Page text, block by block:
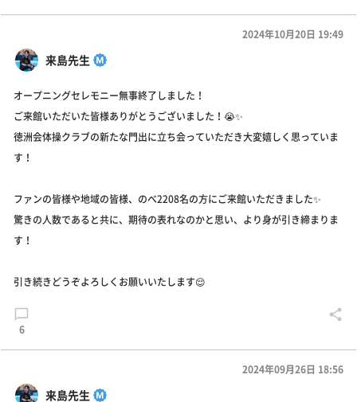
来島先生
2024年10月20日 19:49
オープニングセレモニー無事終了しました！
ご来館いただいた皆様ありがとうございました！😭✨
徳洲会体操クラブの新たな門出に立ち会っていただき大変嬉しく思っていま
す！
ファンの皆様や地域の皆様、のべ2208名の方にご来館いただきました✨
驚きの人数であると共に、期待の表れなのかと思い、より身が引き締まりま
す！
引き続きどうぞよろしくお願いいたします😌
6
来島先生
2024年09月26日 18:56